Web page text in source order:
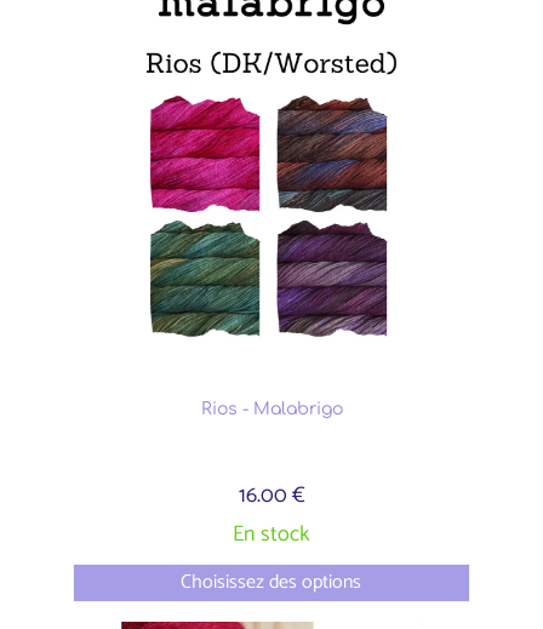
Rios - Malabrigo
16.00 €
En stock
Choisissez des options